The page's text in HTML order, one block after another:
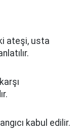
ateşi, usta
kabul edilir.